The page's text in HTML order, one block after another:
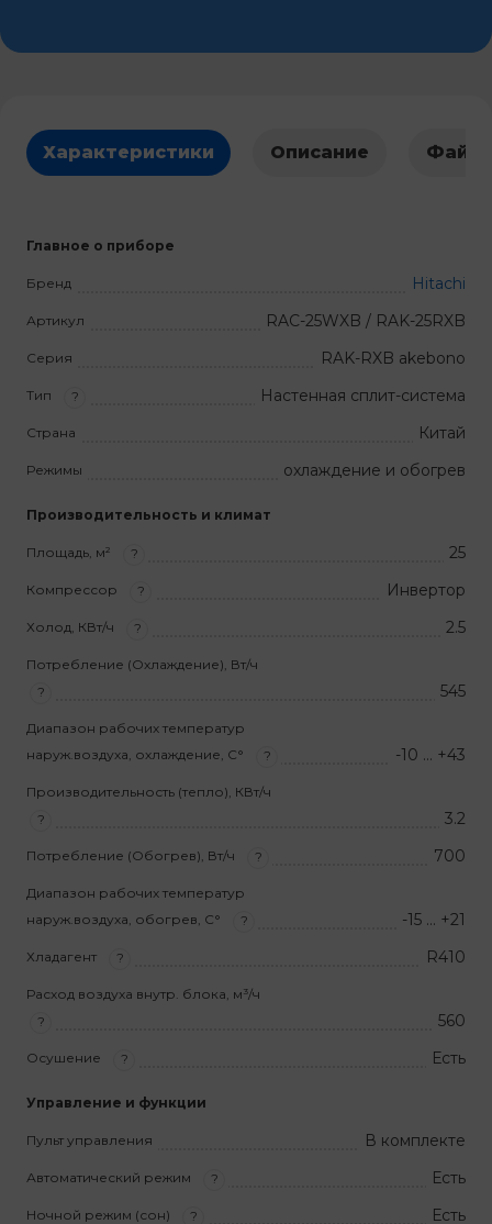
Характеристики Описание
Главное о приборе
Бренд Hitachi
Артикул RAC-25WXB / RAK-25RXB
Серия RAK-RXB akebono
Тип ? Настенная сплит-система
Страна Китай
Режимы охлаждение и обогрев
Производительность и климат
Площадь, м² ? 25
Компрессор ? Инвертор
Холод, КВт/ч ? 2.5
Потребление (Охлаждение), Вт/ч
?
545
Диапазон рабочих температур
наруж.воздуха, охлаждение, С°
? -10 … +43
Производительность (тепло), КВт/ч
?
3.2
Потребление (Обогрев), Вт/ч ? 700
Диапазон рабочих температур
наруж.воздуха, обогрев, С°
? -15 … +21
Хладагент ? R410
Расход воздуха внутр. блока, м³/ч
?
560
Осушение ? Есть
Управление и функции
Пульт управления В комплекте
Автоматический режим ? Есть
Ночной режим (сон) ? Есть